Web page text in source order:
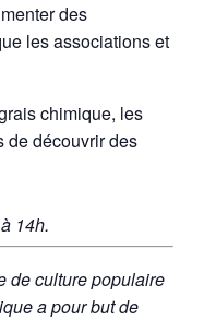
des
les associations et
chimique, les
de découvrir des
14h.
de culture populaire
a pour but de